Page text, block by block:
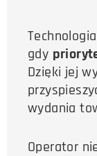
gdy
Dzięki jej
wydania
Operator